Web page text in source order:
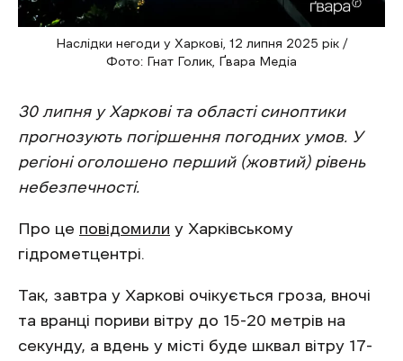
Наслідки негоди у Харкові, 12 липня 2025 рік /
Фото: Гнат Голик, Ґвара Медіа
30 липня у Харкові та області синоптики
прогнозують погіршення погодних умов. У
регіоні оголошено перший (жовтий) рівень
небезпечності.
Про це повідомили у Харківському
гідрометцентрі.
Так, завтра у Харкові очікується гроза, вночі
та вранці пориви вітру до 15-20 метрів на
секунду, а вдень у місті буде шквал вітру 17-